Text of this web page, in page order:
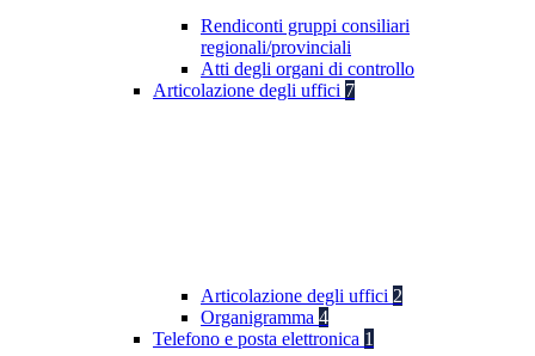
Rendiconti gruppi consiliari
regionali/provinciali
Atti degli organi di controllo
Articolazione degli uffici 7
Articolazione degli uffici 2
Organigramma 4
Telefono e posta elettronica 1